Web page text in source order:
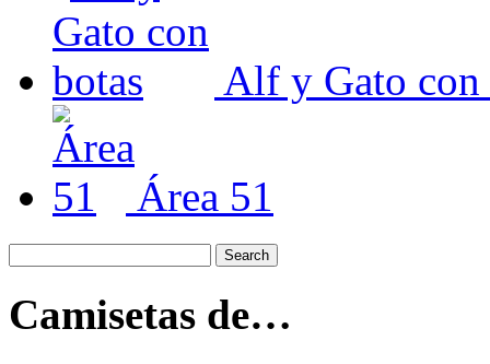
Alf y Gato con
Área 51
Camisetas de…